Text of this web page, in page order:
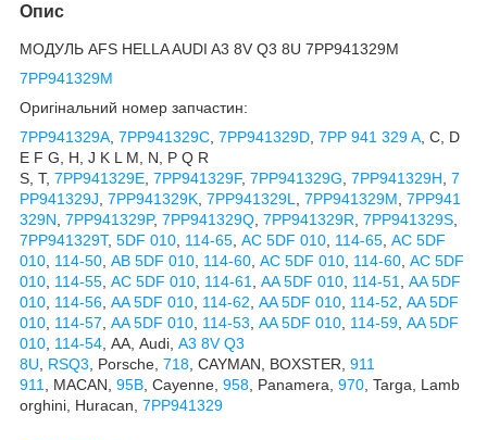
Опис
МОДУЛЬ AFS HELLA AUDI A3 8V Q3 8U 7PP941329M
7PP941329M
Оригінальний номер запчастин:
7PP941329A 7PP941329C 7PP941329D 7PP 941 329 A , C, D
E F G, H, J K L M, N, P Q R
S, T, 7PP941329E 7PP941329F, 7PP941329G 7PP941329H 7
PP941329J 7PP941329K 7PP941329L 7PP941329M 7PP941
329N 7PP941329P, 7PP941329Q 7PP941329R 7PP941329S
7PP941329T, 5DF 010 114-65 AC 5DF 010 114-65 AC 5DF
010 114-50 AB 5DF 010 114-60 AC 5DF 010 114-60 AC 5DF
010 114-55 AC 5DF 010 114-61 AA 5DF 010 114-51
AA 5DF
010 114-56 AA 5DF 010 114-62 AA 5DF 010 114-52 AA 5DF
010 114-57 AA 5DF 010 114-53 AA 5DF 010 114-59 AA 5DF
010 114-54 , AA, Audi, A3 8V Q3
8U
RSQ3 , Porsche, 718 , CAYMAN, BOXSTER, 911
911
, MACAN, 95B , Cayenne, 958 , Panamera, 970 , Targa, Lamb
orghini, Huracan, 7PP941329